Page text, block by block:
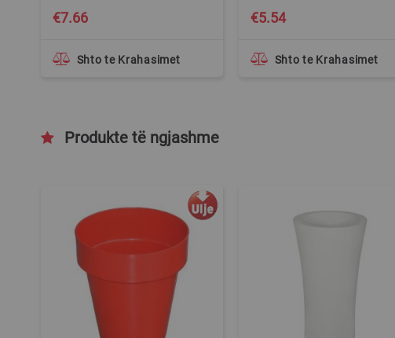
€7.66
Shto te Krahasimet
€5.54
Shto te Krahasimet
Produkte të ngjashme